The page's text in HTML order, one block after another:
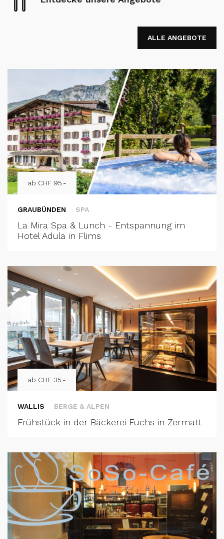
ALLE ANGEBOTE
ab CHF 95.-
GRAUBÜNDEN SPA
La Mira Spa & Lunch - Entspannung im
Hotel Adula in Flims
ab CHF 35.-
WALLIS BERGE & ALPEN
Frühstück in der Bäckerei Fuchs in Zermatt